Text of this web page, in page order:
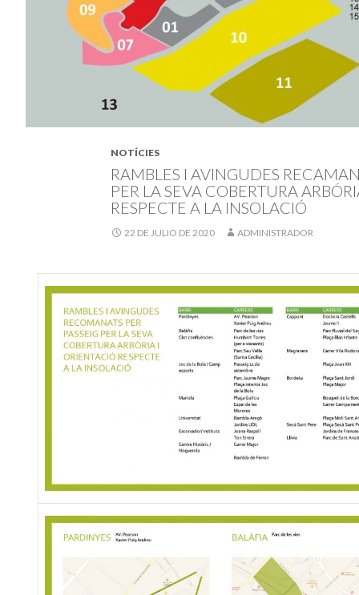
NOTÍCIES
RAMBLES I AVINGUDES
PER LA SEVA COBERTURA
RESPECTE A LA INSOLACIÓ
22 DE JULIO DE 2020 ADMINISTRADOR